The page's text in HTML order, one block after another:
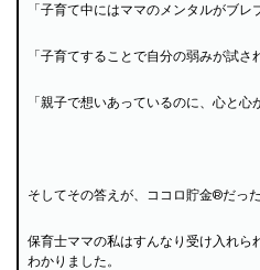
「子育て中にはママのメンタルがブレ
「子育てすることで自分の弱みが試さ
「親子で想いあっているのに、心と心
そしてその答えが、ココロ貯金®だった
保育士ママの私はすんなり受け入れら
わかりました。